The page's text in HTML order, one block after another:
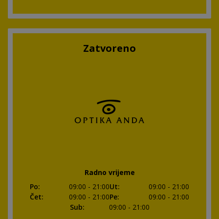
Zatvoreno
Radno vrijeme
Po: 09:00 - 21:00Ut: 09:00 - 21:00
Čet: 09:00 - 21:00Pe: 09:00 - 21:00
Sub: 09:00 - 21:00